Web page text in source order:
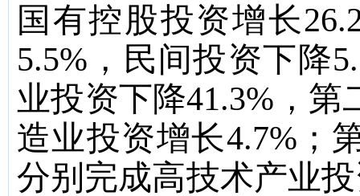
国有控股投资增长
5.5% ，民间投资下降
业投资下降41.3% ，第
造业投资增长4.7% ；
分别 完成高技术产业